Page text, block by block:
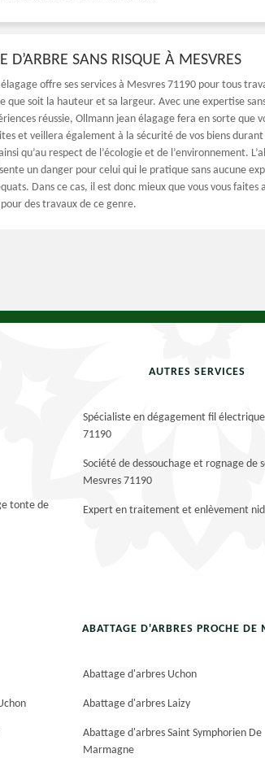
D’ARBRE SANS RISQUE À MESVRES
offre ses services à Mesvres 71190 pour tous
que soit la hauteur et sa largeur. Avec une expertise
réussie, Ollmann jean élagage fera en sorte que
et veillera également à la sécurité de vos biens durant
qu’au respect de l’écologie et de l’environnement.
un danger pour celui qui le pratique sans aucune
Dans ce cas, il est donc mieux que vous vous faites
des travaux de ce genre.
AUTRES SERVICES
tonte de
Spécialiste en dégagement fil
71190
Société de dessouchage et rognage de
Mesvres 71190
Expert en traitement et enlèvement
ABATTAGE D'ARBRES PROCHE DE
Abattage d'arbres Uchon
Abattage d'arbres Laizy
Abattage d'arbres Saint Symphorien De
Marmagne